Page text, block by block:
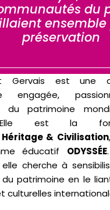
du
ensemble
préservation
Gervais est une
engagée,
du patrimoine
Elle est la
Héritage & Civilisation
éducatif ODYSSÉE
cherche à
du patrimoine en le
culturelles